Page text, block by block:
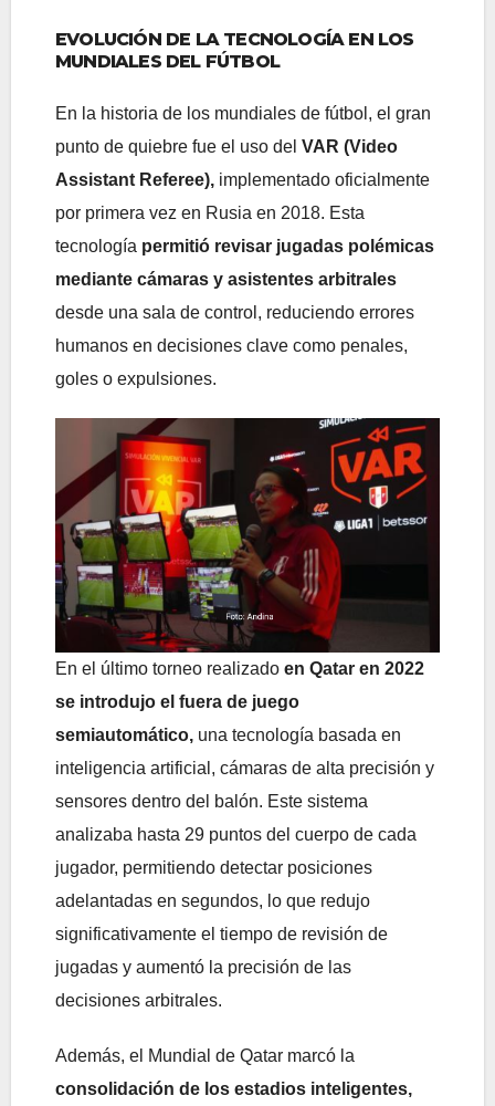
EVOLUCIÓN DE LA TECNOLOGÍA EN LOS
MUNDIALES DEL FÚTBOL
En la historia de los mundiales de fútbol, el gran
punto de quiebre fue el uso del VAR (Video
Assistant Referee), implementado oficialmente
por primera vez en Rusia en 2018. Esta
tecnología permitió revisar jugadas polémicas
mediante cámaras y asistentes arbitrales
desde una sala de control, reduciendo errores
humanos en decisiones clave como penales,
goles o expulsiones.
En el último torneo realizado en Qatar en 2022
se introdujo el fuera de juego
semiautomático, una tecnología basada en
inteligencia artificial, cámaras de alta precisión y
sensores dentro del balón. Este sistema
analizaba hasta 29 puntos del cuerpo de cada
jugador, permitiendo detectar posiciones
adelantadas en segundos, lo que redujo
significativamente el tiempo de revisión de
jugadas y aumentó la precisión de las
decisiones arbitrales.
Además, el Mundial de Qatar marcó la
consolidación de los estadios inteligentes,